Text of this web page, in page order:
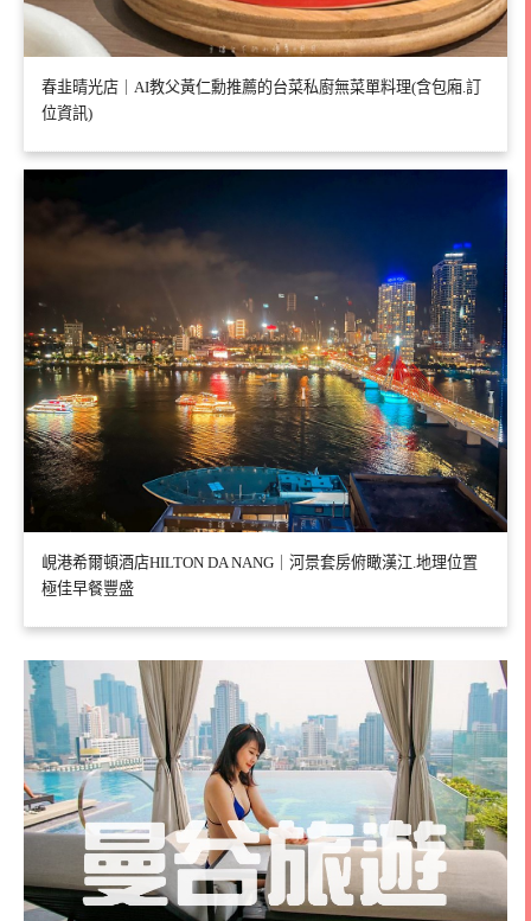
春韭晴光店｜AI教父黃仁勳推薦的台菜私廚無菜單料理(含包廂.訂
位資訊)
峴港希爾頓酒店HILTON DA NANG｜河景套房俯瞰漢江.地理位置
極佳早餐豐盛